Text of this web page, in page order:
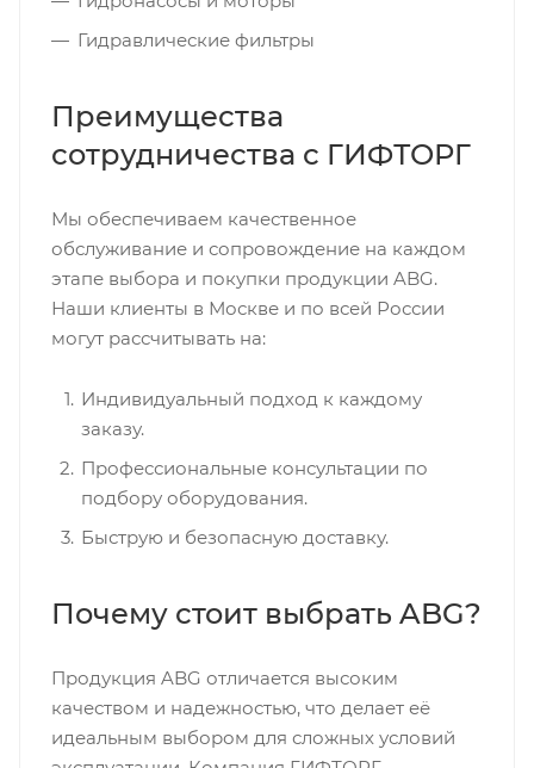
Гидравлические фильтры
Преимущества
сотрудничества с ГИФТОРГ
Мы обеспечиваем качественное
обслуживание и сопровождение на каждом
этапе выбора и покупки продукции ABG.
Наши клиенты в Москве и по всей России
могут рассчитывать на:
Индивидуальный подход к каждому
заказу.
Профессиональные консультации по
подбору оборудования.
Быструю и безопасную доставку.
Почему стоит выбрать ABG?
Продукция ABG отличается высоким
качеством и надежностью, что делает её
идеальным выбором для сложных условий